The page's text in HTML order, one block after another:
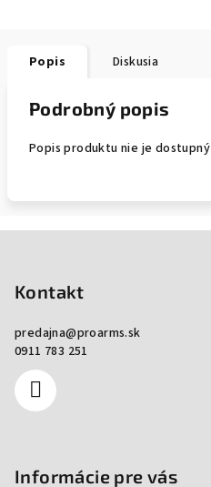
Popis Diskusia
Podrobný popis
Popis produktu nie je dostupný
Kontakt
predajna@proarms.sk
0911 783 251
Informácie pre vás